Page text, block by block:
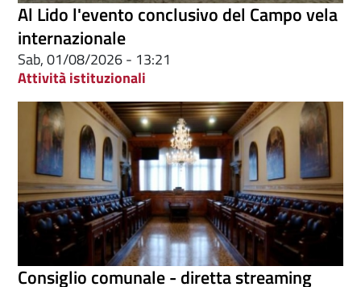
Al Lido l'evento conclusivo del Campo vela
internazionale
Sab, 01/08/2026 - 13:21
Attività istituzionali
Consiglio comunale - diretta streaming